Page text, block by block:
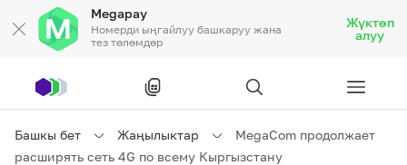
Megapay
Номерди ыңгайлуу башкаруу жана
тез төлөмдөр
Жүктөп
алуу
Башкы бет Жаңылыктар
MegaCom продолжает
расширять сеть 4G по всему Кыргызстану